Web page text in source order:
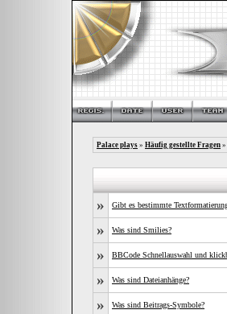
Palace plays » Häufig gestellte Fragen »
»
Gibt es bestimmte
» Was sind Smilies?
» BBCode Schnellauswahl und
» Was sind Dateianhänge?
» Was sind Beitrags-Symbole?